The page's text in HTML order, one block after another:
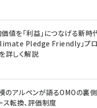
値を「利益」につなげる新時
Pledge Friendly」プ
詳しく解説
のアルペンが語るOMOの裏
ス転換、評価制度